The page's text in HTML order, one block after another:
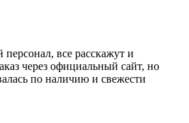
все расскажут и
через официальный сайт, но
по наличию и свежести